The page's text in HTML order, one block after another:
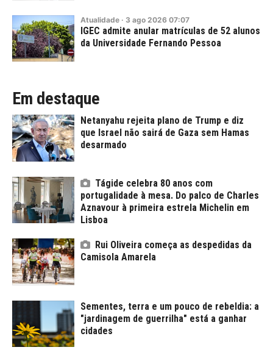
Atualidade · 3 ago 2026 07:07
IGEC admite anular matrículas de 52 alunos
da Universidade Fernando Pessoa
Em destaque
Netanyahu rejeita plano de Trump e diz
que Israel não sairá de Gaza sem Hamas
desarmado
Tágide celebra 80 anos com
portugalidade à mesa. Do palco de Charles
Aznavour à primeira estrela Michelin em
Lisboa
Rui Oliveira começa as despedidas da
Camisola Amarela
Sementes, terra e um pouco de rebeldia: a
"jardinagem de guerrilha" está a ganhar
cidades